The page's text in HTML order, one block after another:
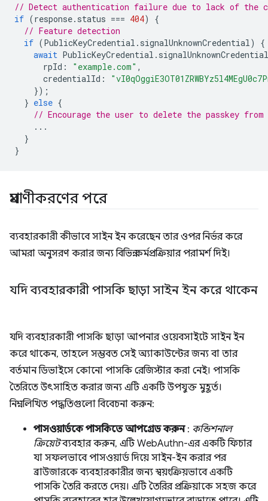
// Detect authentication failure due to lack of the
if (response. status === 404)
{
// Feature detection
if (PublicKeyCredential . signalUnknownCredential )
{
await PublicKeyCredential . signalUnknownCredential
rpId : "example.com" ,
credentialId :
});
} else {
// Encourage the user to delete the passkey from
...
}
}
প্রমাণীকরণের পরে
ব্যবহারকারী কীভাবে সাইন ইন করেছেন তার ওপর নির্ভর করে
আমরা অনুসরণ করার জন্য বিভিন্ন কর্মপ্রক্রিয়ার পরামর্শ দিই।
যদি ব্যবহারকারী পাসকি ছাড়া সাইন ইন করে থাকেন
যদি ব্যবহারকারী পাসকি ছাড়া আপনার ওয়েবসাইটে সাইন ইন
করে থাকেন, তাহলে সম্ভবত সেই অ্যাকাউন্টের জন্য বা তার
বর্তমান ডিভাইসে কোনো পাসকি রেজিস্টার করা নেই। পাসকি
তৈরিতে উৎসাহিত করার জন্য এটি একটি উপযুক্ত মুহূর্ত।
নিম্নলিখিত পদ্ধতিগুলো বিবেচনা করুন:
পাসওয়ার্ডকে পাসকিতে আপগ্রেড করুন: কন্ডিশনাল
ক্রিয়েটব্যবহার করুন, এটি WebAuthn-এর একটি ফিচার
যা সফলভাবে পাসওয়ার্ড দিয়ে সাইন-ইন করার পর
ব্রাউজারকে ব্যবহারকারীর জন্য স্বয়ংক্রিয়ভাবে একটি
পাসকি তৈরি করতে দেয়। এটি তৈরির প্রক্রিয়াকে সহজ করে